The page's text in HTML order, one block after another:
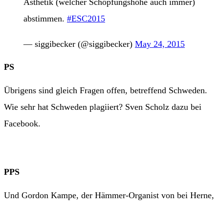
abstimmen. #ESC2015
— siggibecker (@siggibecker) May 24, 2015
PS
Übrigens sind gleich Fragen offen, betreffend Schweden.
Wie sehr hat Schweden plagiiert? Sven Scholz dazu bei
Facebook.
PPS
Und Gordon Kampe, der Hämmer-Organist von bei Herne,